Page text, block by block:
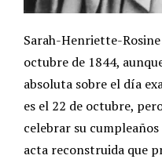
Sarah-Henriette-
octubre de 1844,
absoluta sobre el día
es el 22 de octubre,
celebrar su
acta reconstruida que